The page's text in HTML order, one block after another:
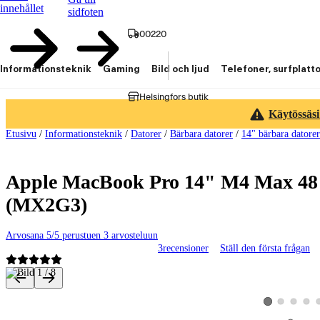
innehållet
sidfoten
00220
Helsingfors butik
Informationsteknik Gaming Bild och ljud Telefoner,
Etusivu / Informationsteknik / Datorer / Bärbara datorer / 14" bärbara datorer
Apple MacBook Pro 14" M4 Max
(MX2G3)
Arvosana 5/5 perustuen 3 arvosteluun
3recensioner Ställ den första frågan
Produktbilder och videor
Visa produktbild
Visa produktbild
Visa Visa